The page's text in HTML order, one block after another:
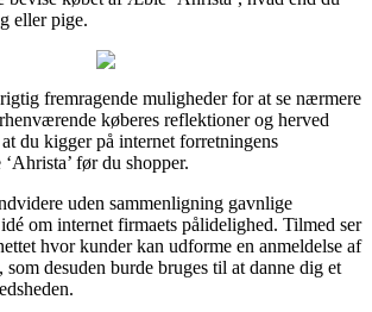
eller pige.
fremragende muligheder for at se nærmere
køberes reflektioner og herved
du kigger på internet forretningens
før du shopper.
uden sammenligning gavnlige
om internet firmaets pålidelighed. Tilmed ser
hvor kunder kan udforme en anmeldelse af
som desuden burde bruges til at danne dig et